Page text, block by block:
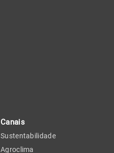
Canais
Sustentabilidade
Agroclima